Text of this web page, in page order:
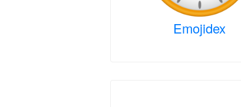
Emojidex